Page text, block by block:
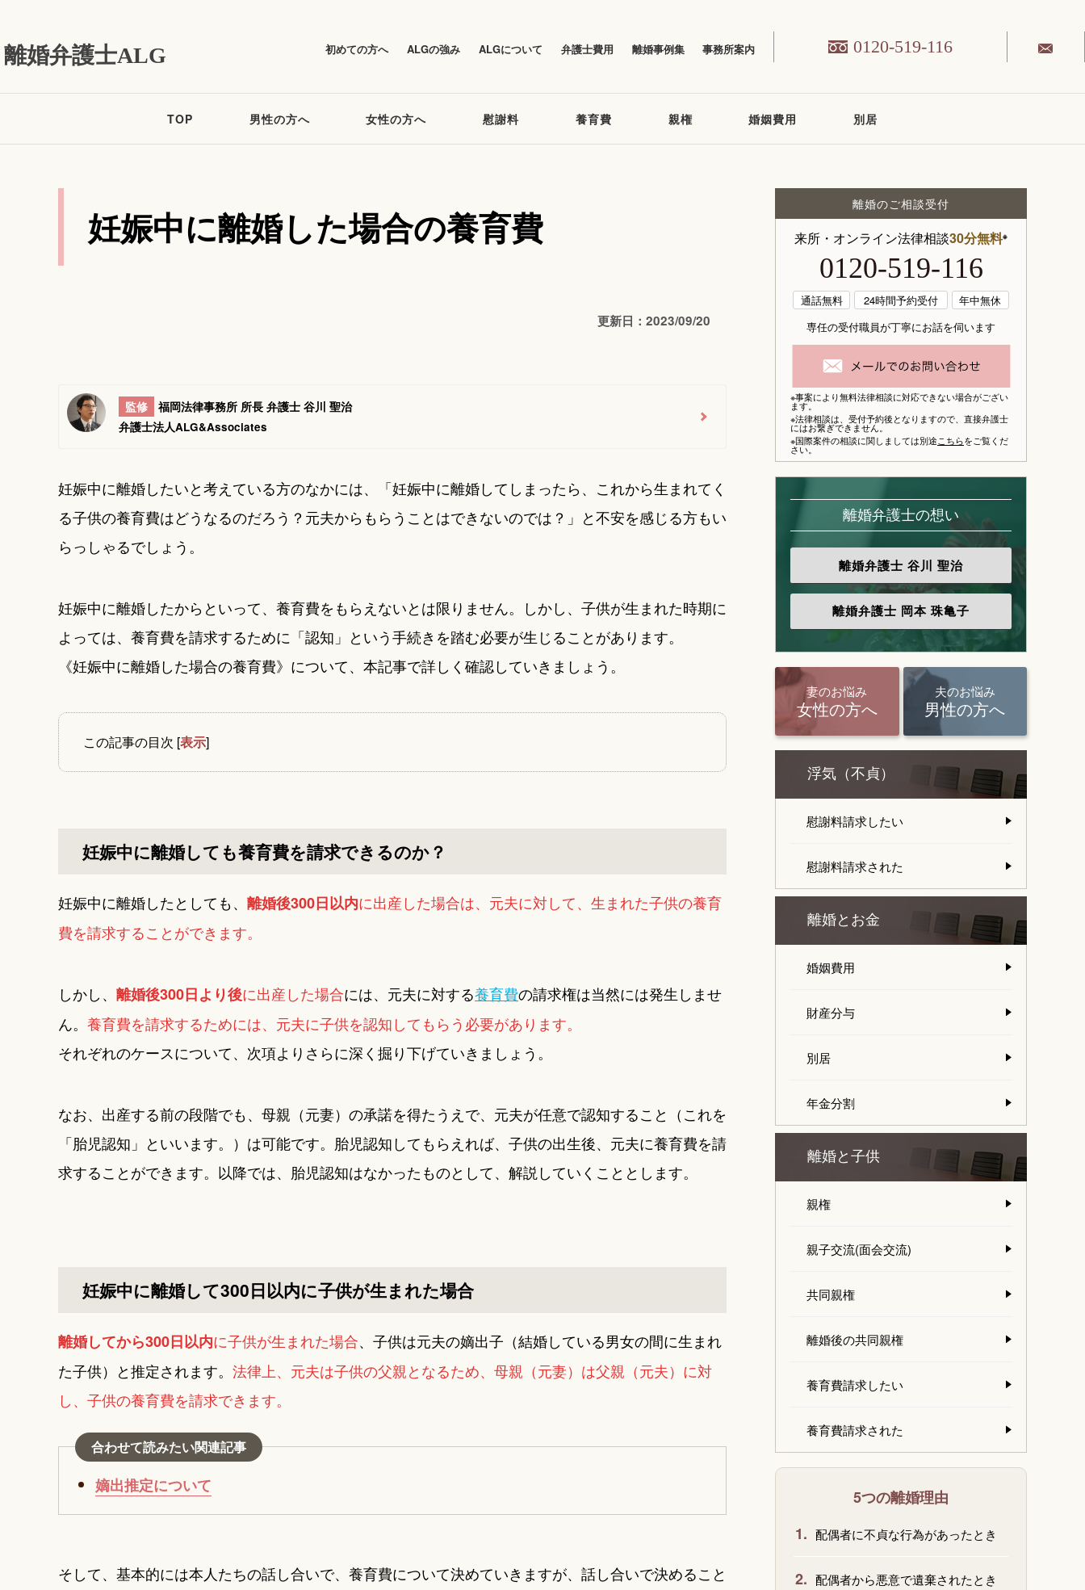
離婚弁護士ALG 初めての方へ ALGの強み ALGについて 弁護士費用 離婚事例集 事務所案内 0120-519-116
TOP 男性の方へ 女性の方へ 慰謝料 養育費 親権 婚姻費用 別居
妊娠中に離婚した場合の養育費
更新日：2023/09/20
監修
福岡法律事務所 所長 弁護士 谷川 聖治
弁護士法人ALG&Associates
妊娠中に離婚したいと考えている方のなかには、「妊娠中に離婚してしまったら、これから生まれてく
る子供の養育費はどうなるのだろう？元夫からもらうことはできないのでは？」と不安を感じる方もい
らっしゃるでしょう。
妊娠中に離婚したからといって、養育費をもらえないとは限りません。しかし、子供が生まれた時期に
よっては、養育費を請求するために「認知」という手続きを踏む必要が生じることがあります。
《妊娠中に離婚した場合の養育費》について、本記事で詳しく確認していきましょう。
この記事の目次 [表示]
妊娠中に離婚しても養育費を請求できるのか？
妊娠中に離婚したとしても、 離婚後300日以内に出産した場合は、元夫に対して、生まれた子供の養育
費を請求することができます。
しかし、 離婚後300日より後に出産した場合には、元夫に対する養育費の請求権は当然には発生しませ
ん。 養育費を請求するためには、元夫に子供を認知してもらう必要があります。
それぞれのケースについて、次項よりさらに深く掘り下げていきましょう。
なお、出産する前の段階でも、母親（元妻）の承諾を得たうえで、元夫が任意で認知すること（これを
「胎児認知」といいます。）は可能です。胎児認知してもらえれば、子供の出生後、元夫に養育費を請
求することができます。以降では、胎児認知はなかったものとして、解説していくこととします。
妊娠中に離婚して300日以内に子供が生まれた場合
離婚してから300日以内に子供が生まれた場合、子供は元夫の嫡出子（結婚している男女の間に生まれ
た子供）と推定されます。 法律上、元夫は子供の父親となるため、母親（元妻）は父親（元夫）に対
し、子供の養育費を請求できます。
合わせて読みたい関連記事
嫡出推定について
そして、基本的には本人たちの話し合いで、養育費について決めていきますが、話し合いで決めること
離婚のご相談受付
来所・オンライン法律相談30分無料※
0120-519-116
通話無料 24時間予約受付
年中無休
専任の受付職員が丁寧にお話を伺います
※事案により無料法律相談に対応できない場合がござい
ます。
※法律相談は、 受付予約後となりますので、 直接弁護士
にはお繋ぎできません。
※国際案件の相談に関しましては別途こちらをご覧くだ
さい。
離婚弁護士の想い
離婚弁護士 谷川 聖治
離婚弁護士 岡本 珠亀子
妻のお悩み
女性の方へ
夫のお悩み
男性の方へ
浮気（不貞）
慰謝料請求したい
慰謝料請求された
離婚とお金
婚姻費用
財産分与
別居
年金分割
離婚と子供
親権
親子交流(面会交流)
共同親権
離婚後の共同親権
養育費請求したい
養育費請求された
5つの離婚理由
1. 配偶者に不貞な行為があったとき
2. 配偶者から悪意で遺棄されたとき